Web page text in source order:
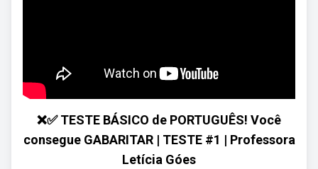
❌✅ TESTE BÁSICO de PORTUGUÊS! Você
consegue GABARITAR | TESTE #1 | Professora
Letícia Góes